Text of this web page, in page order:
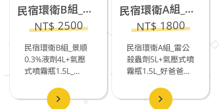
民宿環衛B組_景順0.3%液劑4L+氣壓式噴霧瓶1.5L
NT$ 2500
民宿環衛B組_景順
0.3%液劑4L+氣壓
式噴霧瓶1.5L_...
民宿環衛A組_雷公殺蟲劑5L(若有飼養貓咪不推薦)+氣壓式噴霧瓶1.5L
NT$ 1800
民宿環衛A組_雷公
殺蟲劑5L+氣壓式噴
霧瓶1.5L_好爸爸...